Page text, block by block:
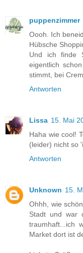
puppenzimmer
Oooh. Ich
Hübsche
Und ich finde
eigentlich
stimmt, bei
Antworten
Lissa 15. Mai
Haha wie cool!
(leider) nicht so
Antworten
Unknown 15.
Ohhh, wie
Stadt und war
traumhaft...ich
Market dort ist